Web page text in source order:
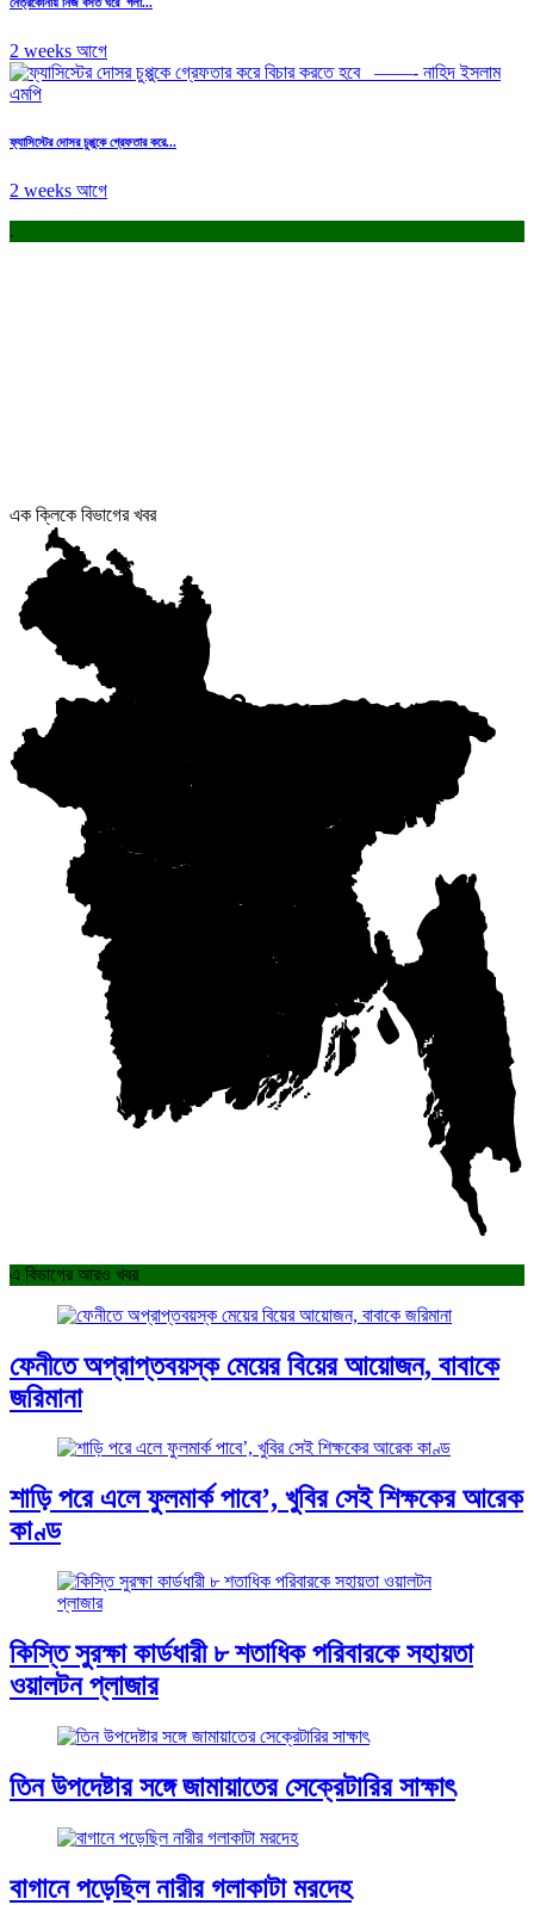
2 weeks আগে
ফ্যাসিস্টের দোসর চুপ্পুকে গ্রেফতার করে...
2 weeks আগে
.
এক ক্লিকে বিভাগের খবর
এ বিভাগের আরও খবর
ফেনীতে অপ্রাপ্তবয়স্ক মেয়ের বিয়ের আয়োজন, বাবাকে
জরিমানা
শাড়ি পরে এলে ফুলমার্ক পাবে’, খুবির সেই শিক্ষকের আরেক
কাণ্ড
কিস্তি সুরক্ষা কার্ডধারী ৮ শতাধিক পরিবারকে সহায়তা
ওয়ালটন প্লাজার
তিন উপদেষ্টার সঙ্গে জামায়াতের সেক্রেটারির সাক্ষাৎ
বাগানে পড়েছিল নারীর গলাকাটা মরদেহ